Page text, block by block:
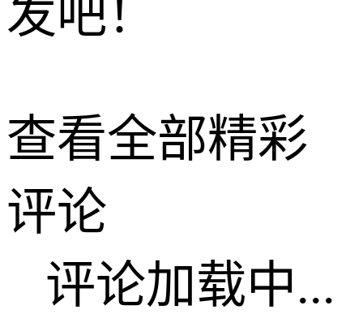
发吧！
查看全部精彩
评论
评论加载中...